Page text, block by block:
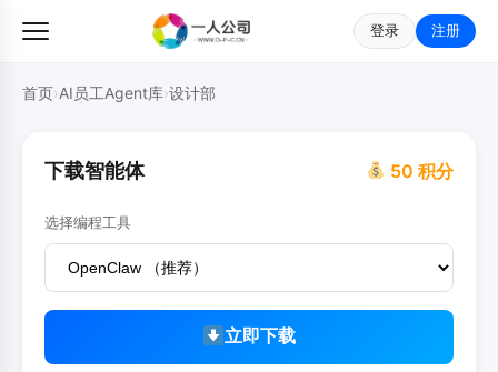
登录 注册
首页›AI员工Agent库›设计部
下载智能体 50 积分
选择编程工具
立即下载